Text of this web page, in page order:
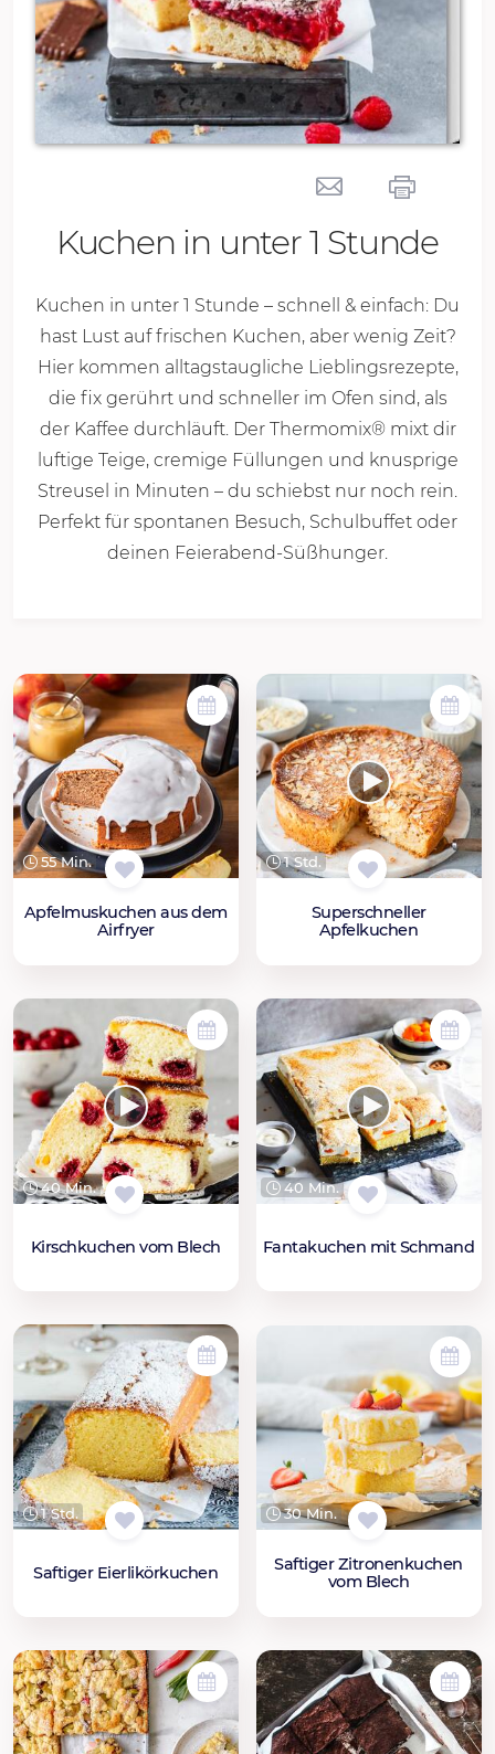
Kuchen in unter 1 Stunde
Kuchen in unter 1 Stunde – schnell & einfach: Du
hast Lust auf frischen Kuchen, aber wenig Zeit?
Hier kommen alltagstaugliche Lieblingsrezepte,
die fix gerührt und schneller im Ofen sind, als
der Kaffee durchläuft. Der Thermomix® mixt dir
luftige Teige, cremige Füllungen und knusprige
Streusel in Minuten – du schiebst nur noch rein.
Perfekt für spontanen Besuch, Schulbuffet oder
deinen Feierabend-Süßhunger.
55 Min.
Apfelmuskuchen aus dem
Airfryer
1 Std.
Superschneller
Apfelkuchen
40 Min.
Kirschkuchen vom Blech
40 Min.
Fantakuchen mit Schmand
1 Std.
Saftiger Eierlikörkuchen
30 Min.
Saftiger Zitronenkuchen
vom Blech